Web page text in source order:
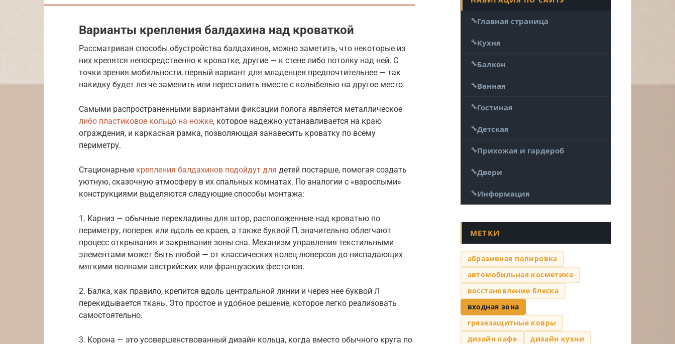
Варианты крепления балдахина над кроваткой
Рассматривая способы обустройства балдахинов, можно заметить, что некоторые из
них крепятся непосредственно к кроватке, другие — к стене либо потолку над ней. С
точки зрения мобильности, первый вариант для младенцев предпочтительнее — так
накидку будет легче заменить или переставить вместе с колыбелью на другое место.
Самыми распространенными вариантами фиксации полога является металлическое
либо пластиковое кольцо на ножке, которое надежно устанавливается на краю
ограждения, и каркасная рамка, позволяющая занавесить кроватку по всему
периметру.
Стационарные крепления балдахинов подойдут для детей постарше, помогая создать
уютную, сказочную атмосферу в их спальных комнатах. По аналогии с «взрослыми»
конструкциями выделяются следующие способы монтажа:
1. Карниз — обычные перекладины для штор, расположенные над кроватью по
периметру, поперек или вдоль ее краев, а также буквой П, значительно облегчают
процесс открывания и закрывания зоны сна. Механизм управления текстильными
элементами может быть любой — от классических колец-люверсов до ниспадающих
мягкими волнами австрийских или французских фестонов.
2. Балка, как правило, крепится вдоль центральной линии и через нее буквой Л
перекидывается ткань. Это простое и удобное решение, которое легко реализовать
самостоятельно.
3. Корона — это усовершенствованный дизайн кольца, когда вместо обычного круга по
Главная страница
Кухня
Балкон
Ванная
Гостиная
Детская
Прихожая и гардероб
Двери
Информация
МЕТКИ
абразивная полировка
автомобильная косметика
восстановление блеска
входная зона
грязезащитные ковры
дизайн кафе
дизайн кухни